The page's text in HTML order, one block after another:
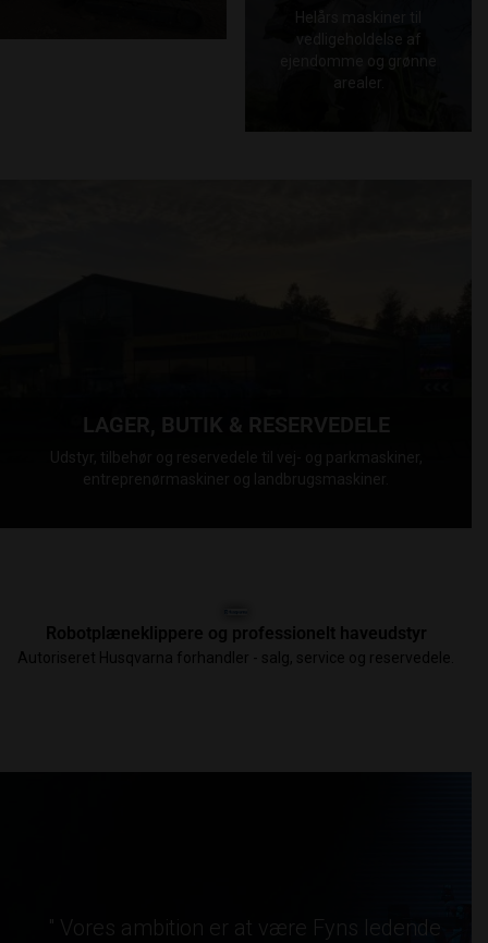
Helårs maskiner til
vedligeholdelse af
ejendomme og grønne
arealer.
LAGER, BUTIK & RESERVEDELE
Udstyr, tilbehør og reservedele til vej- og parkmaskiner,
Robotplæneklippere og professionelt haveudstyr
Autoriseret Husqvarna forhandler - salg, service og reservedele.
" Vores ambition er at være Fyns ledende